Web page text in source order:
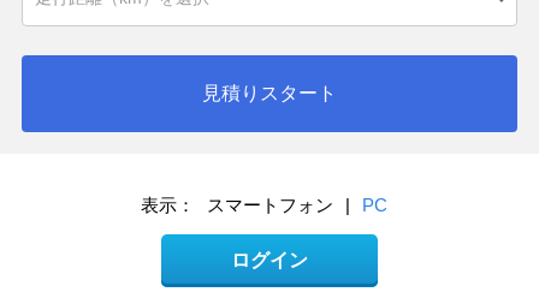
見積りスタート
表示： スマートフォン | PC
ログイン